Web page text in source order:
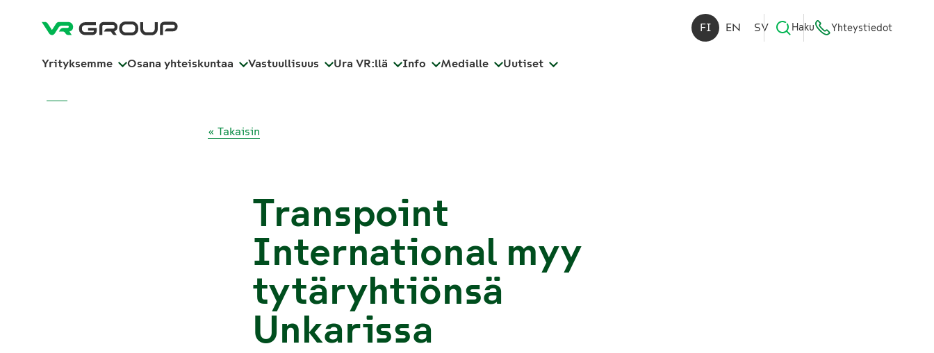
FI EN SV Haku Yhteystiedot
Yrityksemme Osana yhteiskuntaa Vastuullisuus Ura VR:llä Info Medialle Uutiset
« Takaisin
Transpoint
International myy
tytäryhtiönsä
Unkarissa